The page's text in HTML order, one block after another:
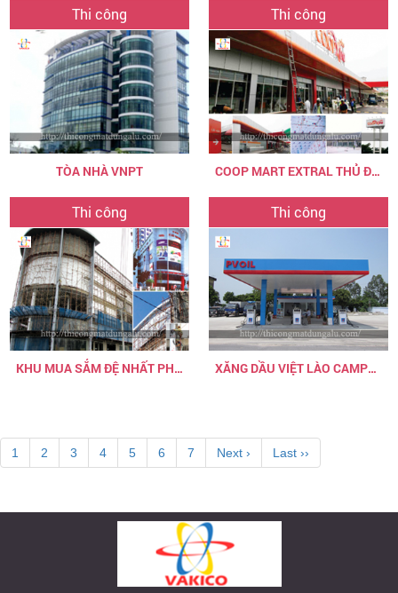
Thi công
TÒA NHÀ VNPT
Thi công
COOP MART EXTRAL THỦ ĐỨC
Thi công
KHU MUA SẮM ĐỆ NHẤT PHAN KHANG
Thi công
XĂNG DẦU VIỆT LÀO CAMPUCHIA
1 2 3 4 5 6 7 Next › Last ››